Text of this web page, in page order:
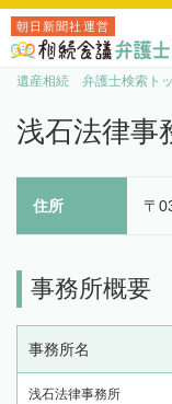
朝日新聞社運営
遺産相続 弁護士検索ト
浅石法律事
住所 〒
事務所概要
事務所名
浅石法律事務所